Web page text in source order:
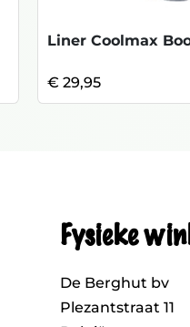
€ 29,95
Fysieke
De Berghut bv
Plezantstraat 11